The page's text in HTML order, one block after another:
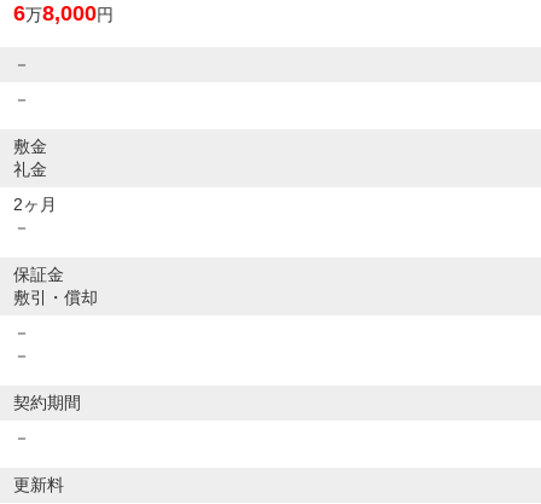
6万8,000円
－
－
敷金
礼金
2ヶ月
－
保証金
敷引・償却
－
－
契約期間
－
更新料